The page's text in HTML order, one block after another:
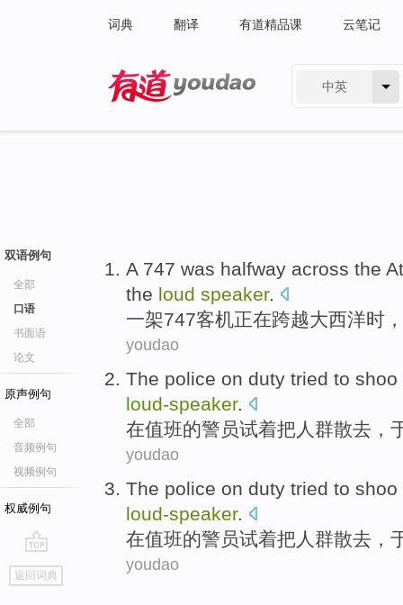
词典 翻译 有道精品课 云笔记
中英
双语例句
全部
口语
书面语
论文
原声例句
全部
音频例句
视频例句
权威例句
go
top
返回词典
A747 was halfway across the
the loud speaker.
一架747客机正在跨越大西洋时
youdao
The police on duty tried to
loud-speaker.
在值班的警员试着把人群散去，
youdao
The police on duty tried to
loud-speaker.
在值班的警员试着把 人群散去，
youdao